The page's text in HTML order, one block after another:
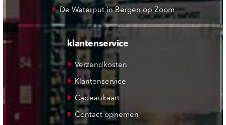
De Waterput in Bergen op Zoom
klantenservice
Verzendkosten
Klantenservice
Cadeaukaart
Contact opnemen